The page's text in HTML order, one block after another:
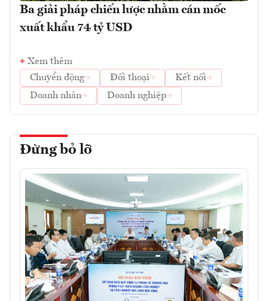
Ba giải pháp chiến lược nhằm cán mốc
xuất khẩu 74 tỷ USD
Xem thêm
Chuyển động
Đối thoại
Kết nối
Doanh nhân
Doanh nghiệp
Đừng bỏ lỡ